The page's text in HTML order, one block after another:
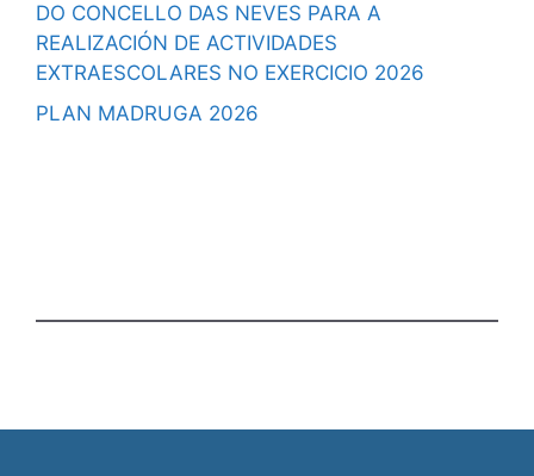
DO CONCELLO DAS NEVES PARA A
REALIZACIÓN DE ACTIVIDADES
EXTRAESCOLARES NO EXERCICIO 2026
PLAN MADRUGA 2026